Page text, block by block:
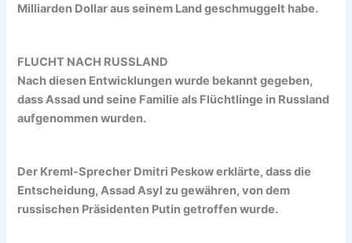
Milliarden Dollar aus seinem Land geschmuggelt habe.
FLUCHT NACH RUSSLAND
Nach diesen Entwicklungen wurde bekannt gegeben,
dass Assad und seine Familie als Flüchtlinge in Russland
aufgenommen wurden.
Der Kreml-Sprecher Dmitri Peskow erklärte, dass die
Entscheidung, Assad Asyl zu gewähren, von dem
russischen Präsidenten Putin getroffen wurde.